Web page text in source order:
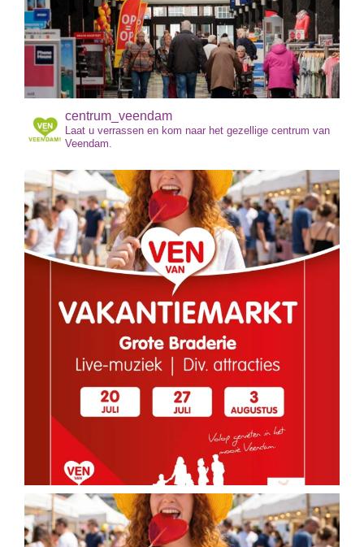
centrum_veendam
Laat u verrassen en kom naar het gezellige centrum van
Veendam.